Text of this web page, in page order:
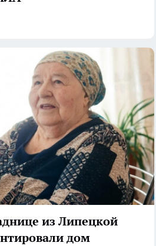
из Липецкой
дом